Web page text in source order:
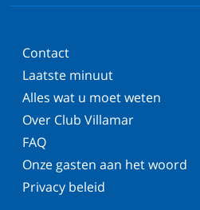
Contact
Laatste minuut
Alles wat u moet weten
Over Club Villamar
FAQ
Onze gasten aan het woord
Privacy beleid